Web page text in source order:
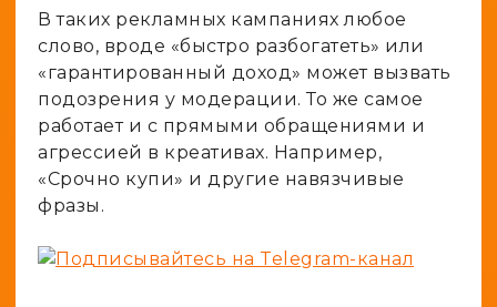
В таких рекламных кампаниях любое
слово, вроде «быстро разбогатеть» или
«гарантированный доход» может вызвать
подозрения у модерации. То же самое
работает и с прямыми обращениями и
агрессией в креативах. Например,
«Срочно купи» и другие навязчивые
фразы.